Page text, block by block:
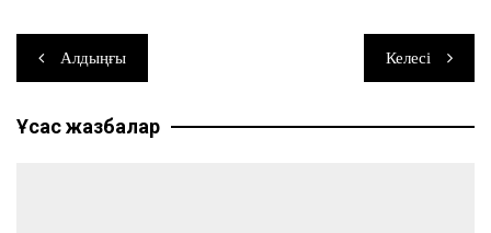
Навигация
по
записям
Алдыңғы Келесі
Ұқсас жазбалар